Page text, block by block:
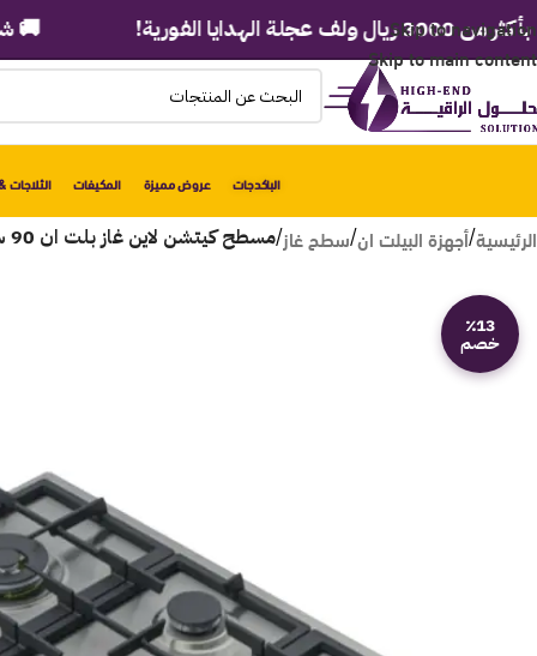
Skip to navigation
Skip to main content
الباكدجات عروض مميزة المكيفات الثلاجات
الرئيسية/أجهزة البيلت ان/سطح غاز/مسطح كيتشن لاين غاز بلت ان 90 سم 5 عين – ستانلس ستيل ICW5020
٪13
خصم
الفورية! 🚚 شحن